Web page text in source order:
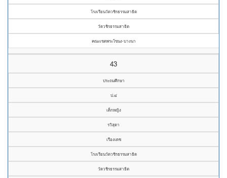
โรงเรียนวัดวชิรธรรมสาธิต
วัดวชิรธรรมสาธิต
คณะเขตพระโขนง-บางนา
43
ประถมศึกษา
ป.๔
เด็กหญิง
รวิสุดา
เรืองเดช
โรงเรียนวัดวชิรธรรมสาธิต
วัดวชิรธรรมสาธิต